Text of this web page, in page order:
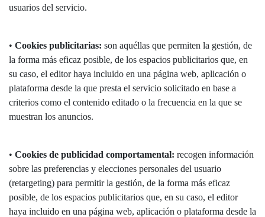
usuarios del servicio.
• Cookies publicitarias: son aquéllas que permiten la gestión, de
la forma más eficaz posible, de los espacios publicitarios que, en
su caso, el editor haya incluido en una página web, aplicación o
plataforma desde la que presta el servicio solicitado en base a
criterios como el contenido editado o la frecuencia en la que se
muestran los anuncios.
• Cookies de publicidad comportamental: recogen información
sobre las preferencias y elecciones personales del usuario
(retargeting) para permitir la gestión, de la forma más eficaz
posible, de los espacios publicitarios que, en su caso, el editor
haya incluido en una página web, aplicación o plataforma desde la